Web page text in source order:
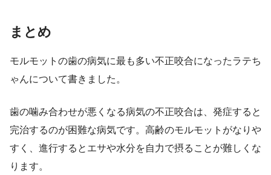
まとめ
モルモットの歯の病気に最も多い不正咬合になったラテち
ゃんについて書きました。
歯の噛み合わせが悪くなる病気の不正咬合は、発症すると
完治するのが困難な病気です。高齢のモルモットがなりや
すく、進行するとエサや水分を自力で摂ることが難しくな
ります。